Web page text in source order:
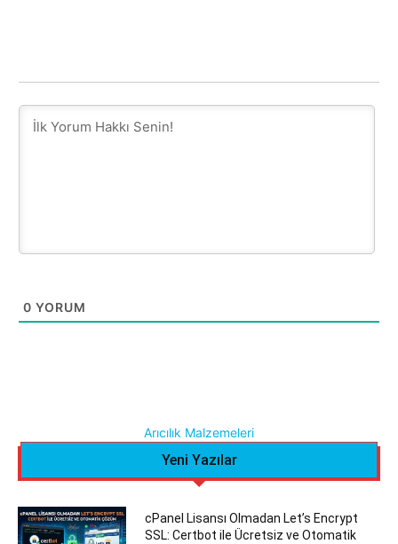
0 YORUM
Arıcılık Malzemeleri
Yeni Yazılar
cPanel Lisansı Olmadan Let’s Encrypt
SSL: Certbot ile Ücretsiz ve Otomatik